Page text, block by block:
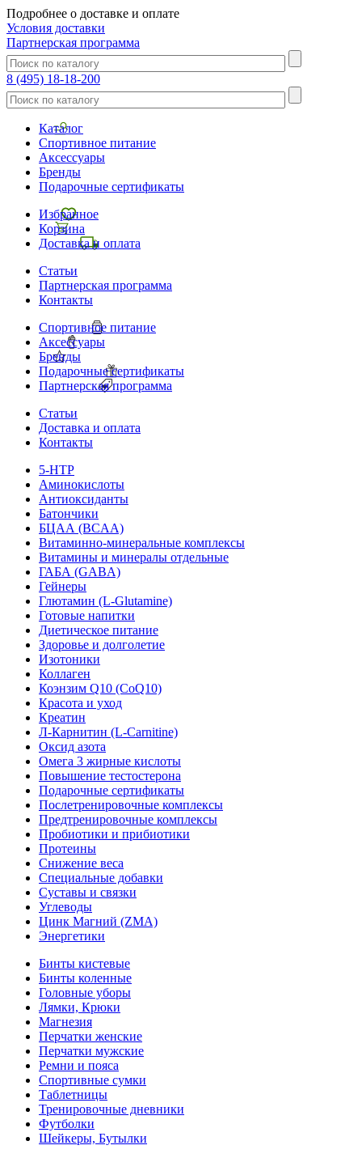
Подробнее о доставке и оплате
Условия доставки
Партнерская программа
8 (495) 18-18-200
Каталог
Спортивное питание
Аксессуары
Бренды
Подарочные сертификаты
Избранное
Корзина
Доставка и оплата
Статьи
Партнерская программа
Контакты
Спортивное питание
Аксессуары
Бренды
Подарочные сертификаты
Партнерская программа
Статьи
Доставка и оплата
Контакты
5-HTP
Аминокислоты
Антиоксиданты
Батончики
БЦАА (BCAA)
Витаминно-минеральные комплексы
Витамины и минералы отдельные
ГАБА (GABA)
Гейнеры
Глютамин (L-Glutamine)
Готовые напитки
Диетическое питание
Здоровье и долголетие
Изотоники
Коллаген
Коэнзим Q10 (CoQ10)
Красота и уход
Креатин
Л-Карнитин (L-Сarnitine)
Оксид азота
Омега 3 жирные кислоты
Повышение тестостерона
Подарочные сертификаты
Послетренировочные комплексы
Предтренировочные комплексы
Пробиотики и прибиотики
Протеины
Снижение веса
Специальные добавки
Суставы и связки
Углеводы
Цинк Магний (ZMA)
Энергетики
Бинты кистевые
Бинты коленные
Головные уборы
Лямки, Крюки
Магнезия
Перчатки женские
Перчатки мужские
Ремни и пояса
Спортивные сумки
Таблетницы
Тренировочные дневники
Футболки
Шейкеры, Бутылки